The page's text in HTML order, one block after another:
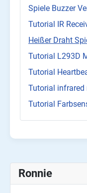
Spiele Buzzer
Tutorial IR
Heißer Draht
Tutorial L293D
Tutorial
Tutorial infrared
Tutorial
Ronnie